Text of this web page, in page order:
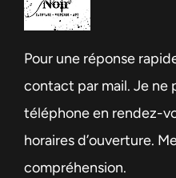
Pour une réponse
contact par mail. Je ne
téléphone en rendez-
horaires d’ouverture.
compréhension.